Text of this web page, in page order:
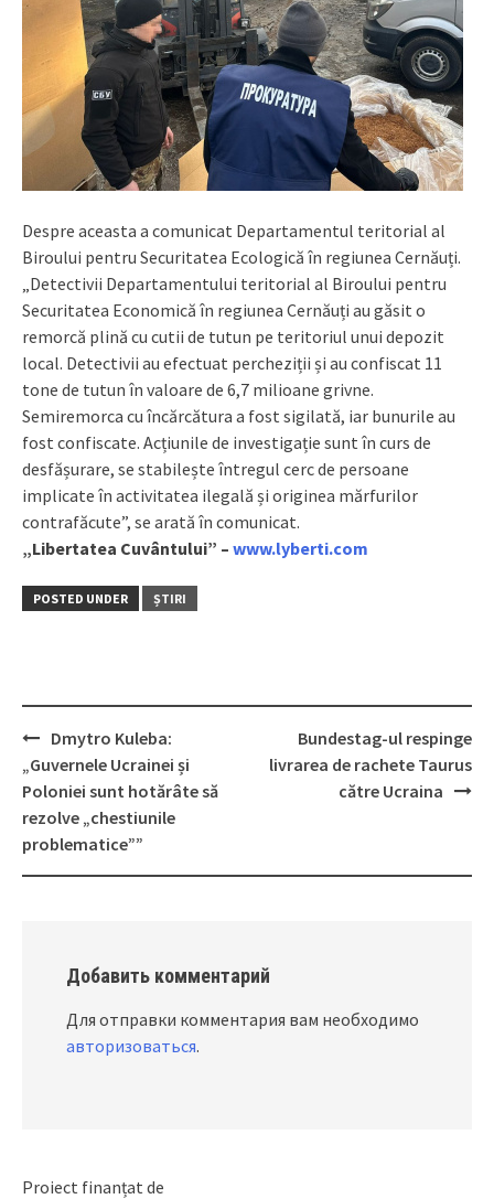
Despre aceasta a comunicat Departamentul teritorial al
Biroului pentru Securitatea Ecologică în regiunea Cernăuți.
„Detectivii Departamentului teritorial al Biroului pentru
Securitatea Economică în regiunea Cernăuți au găsit o
remorcă plină cu cutii de tutun pe teritoriul unui depozit
local. Detectivii au efectuat percheziții și au confiscat 11
tone de tutun în valoare de 6,7 milioane grivne.
Semiremorca cu încărcătura a fost sigilată, iar bunurile au
fost confiscate. Acțiunile de investigație sunt în curs de
desfășurare, se stabilește întregul cerc de persoane
implicate în activitatea ilegală și originea mărfurilor
contrafăcute”, se arată în comunicat.
„Libertatea Cuvântului” – www.lyberti.com
POSTED UNDER ȘTIRI
Post
navigation
Dmytro Kuleba:
„Guvernele Ucrainei și
Poloniei sunt hotărâte să
rezolve „chestiunile
problematice””
Bundestag-ul respinge
livrarea de rachete Taurus
către Ucraina
Добавить комментарий
Для отправки комментария вам необходимо
авторизоваться.
Proiect finanțat de